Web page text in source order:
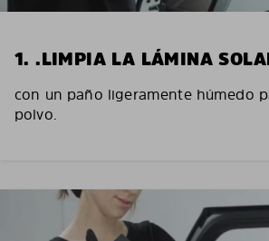
1. .LIMPIA LA LÁMINA
con un paño ligeramente húmedo
polvo.